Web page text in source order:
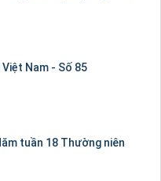
Nam - Số 85
tuần 18 Thường niên